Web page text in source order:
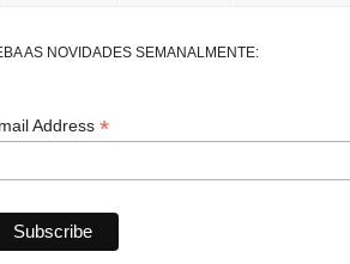
AS NOVIDADES SEMANALMENTE:
Address *